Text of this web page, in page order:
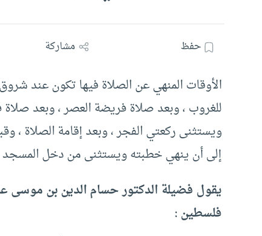
حفظ مشاركة
الأوقات المنهي عن الصلاة فيها تكون عند
للغروب ، وبعد صلاة فريضة العصر ، وبعد صلاة
ويستثنى ركعتي الفجر ، وبعد إقامة الصلاة ،
إلى أن ينهي خطبته ويستثنى من دخل
يقول فضيلة الدكتور حسام الدين بن موسى
فلسطين :